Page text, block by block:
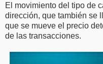
El movimiento del tipo de
dirección, que también se
que se mueve el precio
de las transacciones.